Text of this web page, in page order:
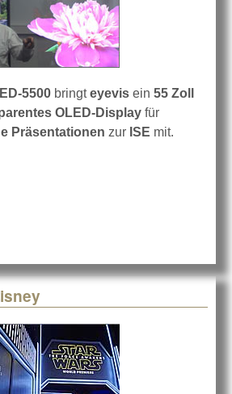
5500 bringteyevis ein 55 Zoll
OLED-Display für
Präsentationen zur ISE mit.